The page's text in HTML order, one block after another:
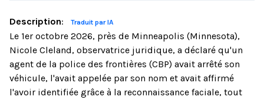
Description: Traduit par IA
Le 1er octobre 2026, près de Minneapolis (Minnesota),
Nicole Cleland, observatrice juridique, a déclaré qu'un
agent de la police des frontières (CBP) avait arrêté son
véhicule, l'avait appelée par son nom et avait affirmé
l'avoir identifiée grâce à la reconnaissance faciale, tout